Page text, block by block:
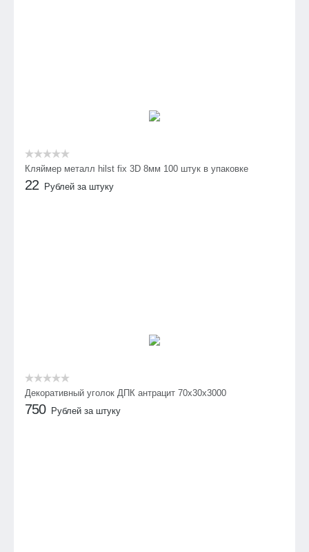
Кляймер металл hilst fix 3D 8мм 100 штук в упаковке
22 Рублей за штуку
Декоративный уголок ДПК антрацит 70х30х3000
750 Рублей за штуку